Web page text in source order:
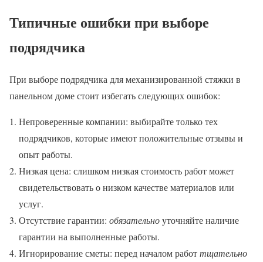
Типичные ошибки при выборе
подрядчика
При выборе подрядчика для механизированной стяжки в
панельном доме стоит избегать следующих ошибок:
Непроверенные компании: выбирайте только тех
подрядчиков, которые имеют положительные отзывы и
опыт работы.
Низкая цена: слишком низкая стоимость работ может
свидетельствовать о низком качестве материалов или
услуг.
Отсутствие гарантии: обязательноуточняйте наличие
гарантии на выполненные работы.
Игнорирование сметы: перед началом работтщательно